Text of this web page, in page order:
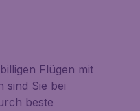
Flügen mit
sind Sie bei
beste